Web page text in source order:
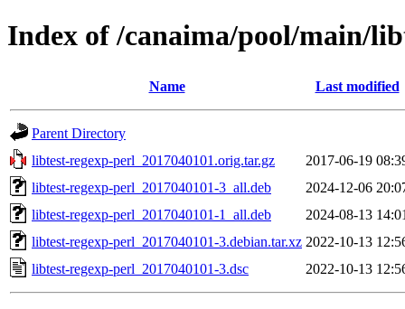
Index of /canaima/pool/main/
Name Last modified
Parent Directory
libtest-regexp-perl_2017040101.orig.tar.gz
2017-06-19
libtest-regexp-perl_2017040101-3_all.deb
2024-12-06
libtest-regexp-perl_2017040101-1_all.deb
2024-08-13
libtest-regexp-perl_2017040101-3.debian.tar.xz 2022-10-13
libtest-regexp-perl_2017040101-3.dsc
2022-10-13